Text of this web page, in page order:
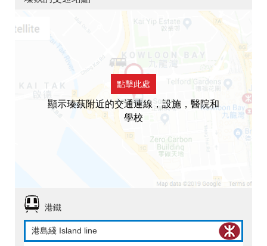
點擊此處
顯示瑧蓺附近的交通連線，設施，醫院和
學校
港鐵
港島綫 Island line